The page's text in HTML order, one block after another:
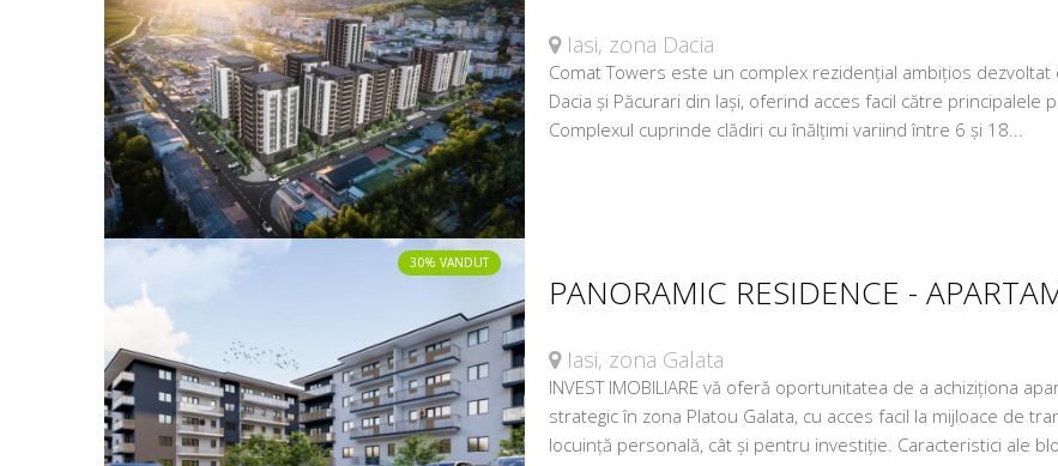
Iasi, zona Dacia
Comat Towers este un complex rezidențial ambițios dezvoltat
Dacia și Păcurari din Iași, oferind acces facil către
Complexul cuprinde clădiri cu înălțimi variind între 6 și 18...
30% VANDUT
PANORAMIC RESIDENCE -
Iasi, zona Galata
INVEST IMOBILIARE vă oferă oportunitatea de a achiziționa
strategic în zona Platou Galata, cu acces facil la mijloace de
locuință personală, cât și pentru investiție. Caracteristici ale